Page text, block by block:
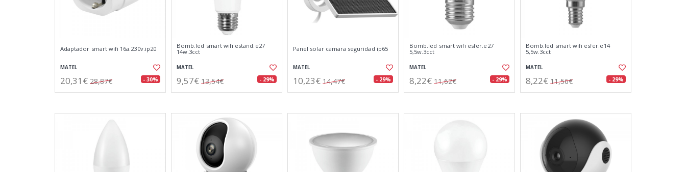
Adaptador smart wifi 16a.230v.ip20
MATEL
20,31€ 28,87€ - 30%
Bomb.led smart wifi estand.e27
14w.3cct
MATEL
9,57€ 13,54€ - 29%
Panel solar camara seguridad ip65
MATEL
10,23€ 14,47€ - 29%
Bomb.led smart wifi esfer.e27
5,5w.3cct
MATEL
8,22€ 11,62€ - 29%
Bomb.led smart wifi esfer.e14
5,5w.3cct
MATEL
8,22€ 11,56€ - 29%